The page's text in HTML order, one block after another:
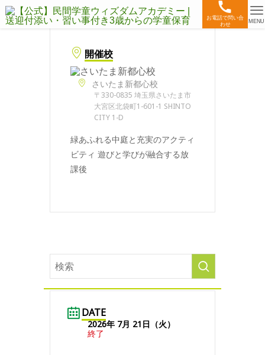
お電話で問い合
わせ
MENU
開催校
さいたま新都心校
〒330-0835 埼玉県さいたま市
大宮区北袋町1-601-1 SHINTO
CITY 1-D
緑あふれる中庭と充実のアクティ
ビティ 遊びと学びが融合する放
課後
DATE
2026年 7月 21日（火）
終了